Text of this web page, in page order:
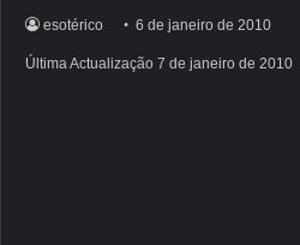
esotérico 6 de janeiro de 2010
Última Actualização 7 de janeiro de 2010